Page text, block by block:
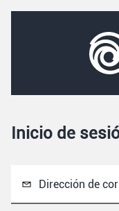
Inicio de
Dirección de